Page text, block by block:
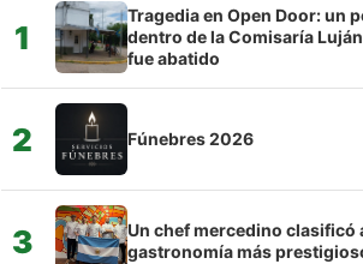
1
Tragedia en Open Door: un
dentro de la Comisaría
fue abatido
2 Fúnebres 2026
3
Un chef mercedino clasificó
gastronomía más